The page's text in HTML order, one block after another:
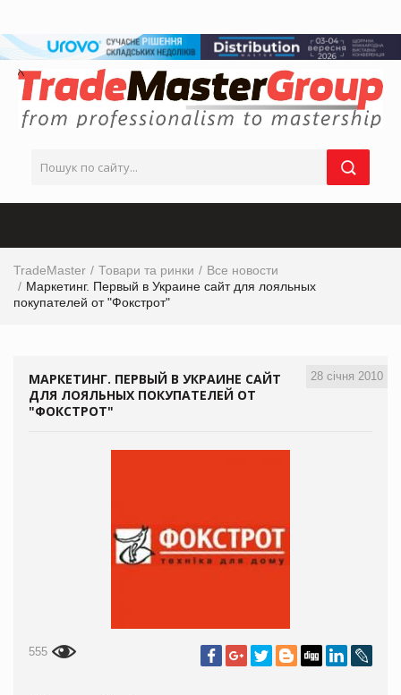
TradeMaster Товари та ринки
Все новости
Маркетинг. Первый в Украине сайт для лояльных
покупателей от "Фокстрот"
28 січня 2010
МАРКЕТИНГ. ПЕРВЫЙ В УКРАИНЕ САЙТ
ДЛЯ ЛОЯЛЬНЫХ ПОКУПАТЕЛЕЙ ОТ
"ФОКСТРОТ"
555